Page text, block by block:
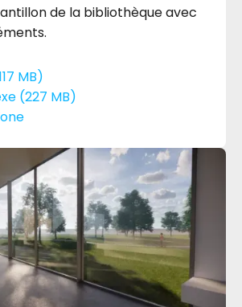
de la bibliothèque avec
MB)
(227 MB)